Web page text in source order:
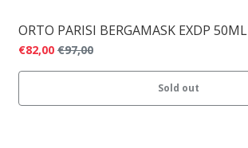
ORTO PARISI BERGAMASK EXDP 50ML
€82,00 €97,00
Sold out